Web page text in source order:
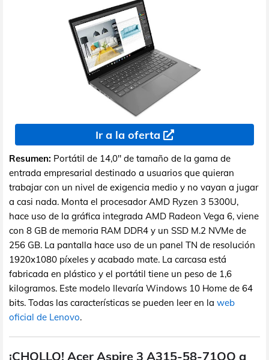
Ir a la oferta
Resumen: Portátil de 14,0" de tamaño de la gama de
entrada empresarial destinado a usuarios que quieran
trabajar con un nivel de exigencia medio y no vayan a jugar
a casi nada. Monta el procesador AMD Ryzen 3 5300U,
hace uso de la gráfica integrada AMD Radeon Vega 6, viene
con 8 GB de memoria RAM DDR4 y un SSD M.2 NVMe de
256 GB. La pantalla hace uso de un panel TN de resolución
1920x1080 píxeles y acabado mate. La carcasa está
fabricada en plástico y el portátil tiene un peso de 1,6
kilogramos. Este modelo llevaría Windows 10 Home de 64
bits. Todas las características se pueden leer en la web
oficial de Lenovo.
¡CHOLLO! Acer Aspire 3 A315-58-71QQ a